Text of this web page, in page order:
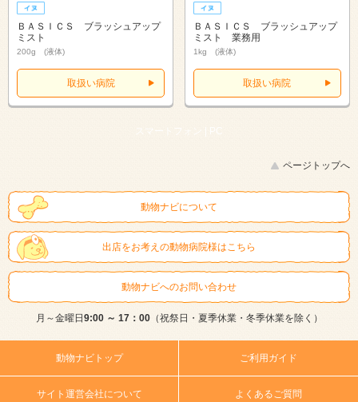
ＢＡＳＩＣＳ ブラッシュアップ
ミスト
200g (液体)
取扱い病院
ＢＡＳＩＣＳ ブラッシュアップ
ミスト 業務用
1kg (液体)
取扱い病院
スマートフォン | PC
ページトップへ
動物ナビについて
出店をお考えの動物病院様はこちら
動物ナビへのお問い合わせ
月～金曜日9:00 ～ 17：00（祝祭日・夏季休業・冬季休業を除く）
動物ナビトップ ご利用ガイド
サイト運営会社について よくあるご質問